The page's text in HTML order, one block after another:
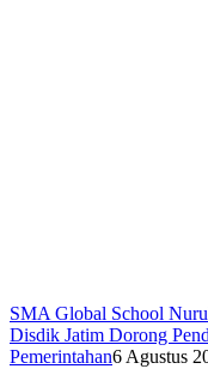
SMA Global School
Disdik Jatim Dorong
Pemerintahan6 Agustus